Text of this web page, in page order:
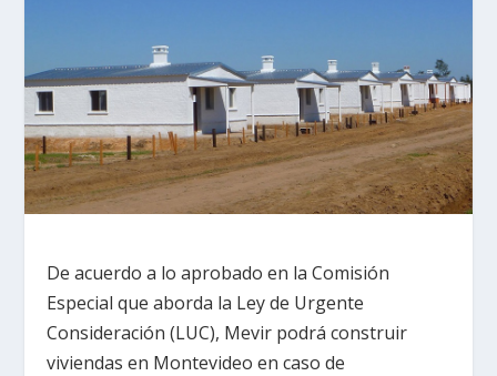
De acuerdo a lo aprobado en la Comisión
Especial que aborda la Ley de Urgente
Consideración (LUC), Mevir podrá construir
viviendas en Montevideo en caso de